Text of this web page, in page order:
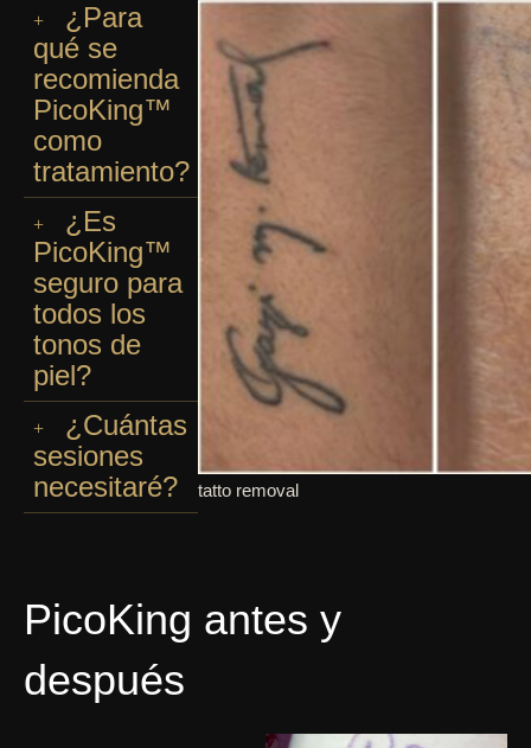
¿Para
qué se
recomienda
PicoKing™
como
tratamiento?
¿Es
PicoKing™
seguro para
todos los
tonos de
piel?
¿Cuántas
sesiones
necesitaré?
tatto removal
PicoKing antes y
después